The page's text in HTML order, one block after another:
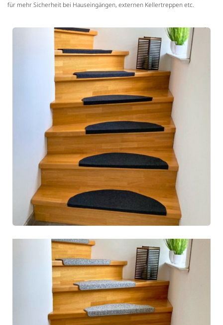
für mehr Sicherheit bei Hauseingängen, externen Kellertreppen etc.